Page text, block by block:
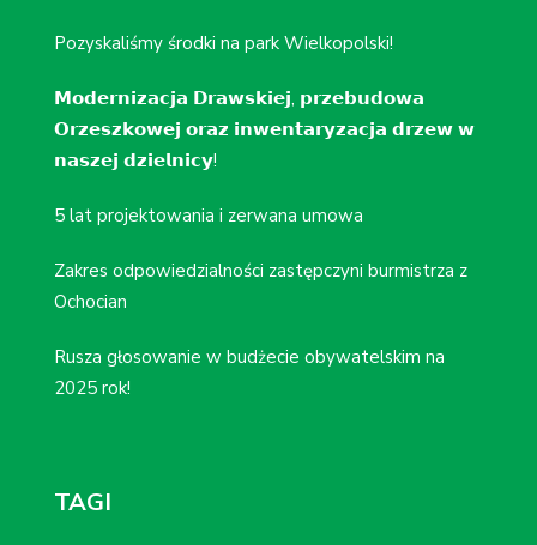
Pozyskaliśmy środki na park Wielkopolski!
𝗠𝗼𝗱𝗲𝗿𝗻𝗶𝘇𝗮𝗰𝗷𝗮 𝗗𝗿𝗮𝘄𝘀𝗸𝗶𝗲𝗷, 𝗽𝗿𝘇𝗲𝗯𝘂𝗱𝗼𝘄𝗮
𝗢𝗿𝘇𝗲𝘀𝘇𝗸𝗼𝘄𝗲𝗷 𝗼𝗿𝗮𝘇 𝗶𝗻𝘄𝗲𝗻𝘁𝗮𝗿𝘆𝘇𝗮𝗰𝗷𝗮 𝗱𝗿𝘇𝗲𝘄 𝘄
𝗻𝗮𝘀𝘇𝗲𝗷 𝗱𝘇𝗶𝗲𝗹𝗻𝗶𝗰𝘆!
5 lat projektowania i zerwana umowa
Zakres odpowiedzialności zastępczyni burmistrza z
Ochocian
Rusza głosowanie w budżecie obywatelskim na
2025 rok!
TAGI